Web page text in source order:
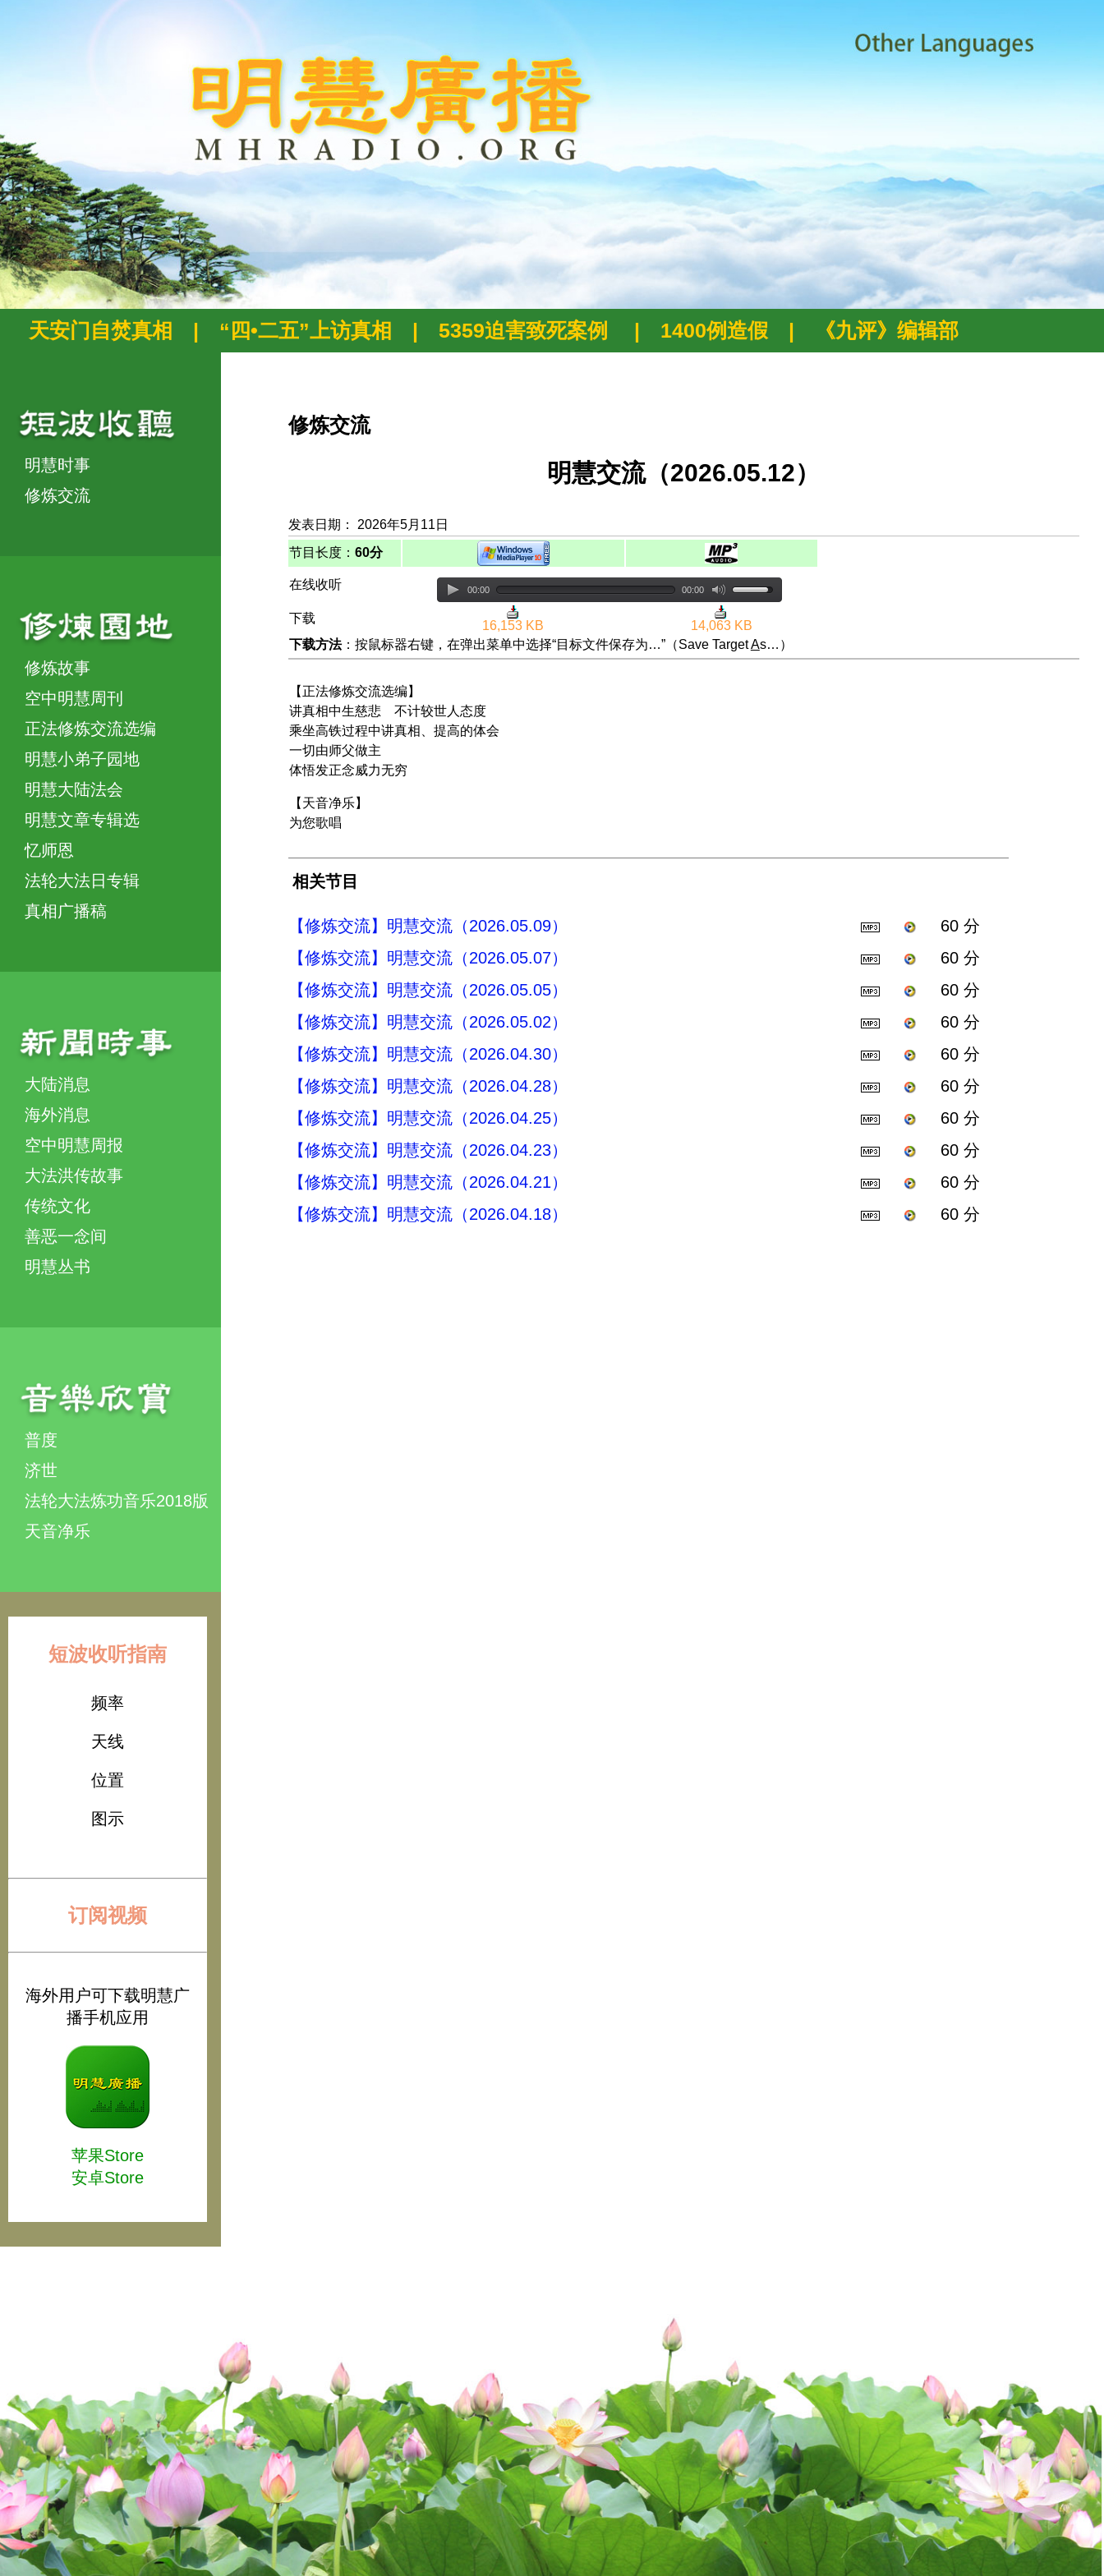
天安门自焚真相 | “四•二五”上访真相 | 5359迫害致死案例 | 1400例造假 | 《九评》编辑部
明慧时事
修炼交流
修炼故事
空中明慧周刊
正法修炼交流选编
明慧小弟子园地
明慧大陆法会
明慧文章专辑选
忆师恩
法轮大法日专辑
真相广播稿
大陆消息
海外消息
空中明慧周报
大法洪传故事
传统文化
善恶一念间
明慧丛书
普度
济世
法轮大法炼功音乐2018版
天音净乐
短波收听指南
频率
天线
位置
图示
订阅视频
海外用户可下载明慧广
播手机应用
苹果Store
安卓Store
修炼交流
明慧交流（2026.05.12）
发表日期： 2026年5月11日
节目长度： 60分
在线收听 00:00 00:00
下载
16,153 KB
14,063 KB
下载方法：按鼠标器右键，在弹出菜单中选择“目标文件保存为…”（Save TargetAs…）
【正法修炼交流选编】
讲真相中生慈悲 不计较世人态度
乘坐高铁过程中讲真相、提高的体会
一切由师父做主
体悟发正念威力无穷
【天音净乐】
为您歌唱
相关节目
【修炼交流】明慧交流（2026.05.09）
60 分
【修炼交流】明慧交流（2026.05.07）
60 分
【修炼交流】明慧交流（2026.05.05）
60 分
【修炼交流】明慧交流（2026.05.02）
60 分
【修炼交流】明慧交流（2026.04.30）
60 分
【修炼交流】明慧交流（2026.04.28）
60 分
【修炼交流】明慧交流（2026.04.25）
60 分
【修炼交流】明慧交流（2026.04.23）
60 分
【修炼交流】明慧交流（2026.04.21）
60 分
【修炼交流】明慧交流（2026.04.18）
60 分